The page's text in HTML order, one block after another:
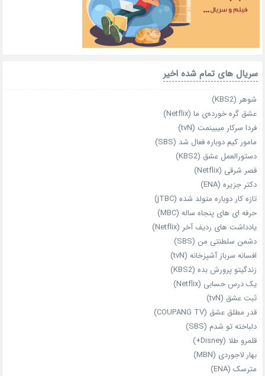
سریال های تمام شده اخیر
شوهر (KBS2)
عشق گره خورده‌ی ما (Netflix)
فردا سرکار میبینمت (tvN)
مامور کیم دوباره فعال شد (SBS)
دستورالعمل عشق (KBS2)
قصر شرقی (Netflix)
دکتر جزیره (ENA)
تازه‌ کار دوباره‌ متولد شده (jTBC)
حرفه‌ ای‌ های پنجاه‌ ساله (MBC)
یادداشت‌ های ردیف آخر (Netflix)
دشمن سلطنتی من (SBS)
افسانه سرباز آشپزخانه (tvN)
زندگیتو پرورش بده (KBS2)
یک درس حسابی (Netflix)
ثبت عشق (tvN)
قدر مطلق عشق (COUPANG TV)
دلباخته تو شدم (SBS)
قلمرو طلا (Disney+)
بهار لاجوردی (MBN)
مترسک (ENA)